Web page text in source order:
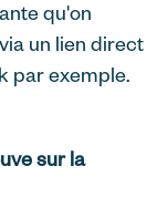
qu'on
un lien direct
par exemple.
sur la